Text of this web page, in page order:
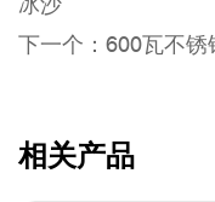
下一个：600瓦不
相关产品